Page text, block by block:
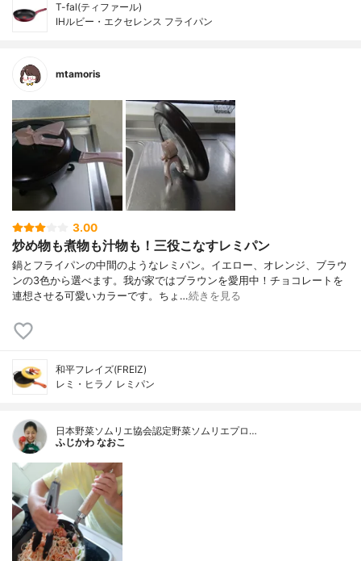
T-fal(ティファール)
IHルビー・エクセレンス フライパン
mtamoris
3.00
炒め物も煮物も汁物も！三役こなすレミパン
鍋とフライパンの中間のようなレミパン。イエロー、オレンジ、ブラウ
ンの3色から選べます。我が家ではブラウンを愛用中！チョコレートを
連想させる可愛いカラーです。ちょ…続きを見る
和平フレイズ(FREIZ)
レミ・ヒラノ レミパン
日本野菜ソムリエ協会認定野菜ソムリエプロ…
ふじかわ なおこ